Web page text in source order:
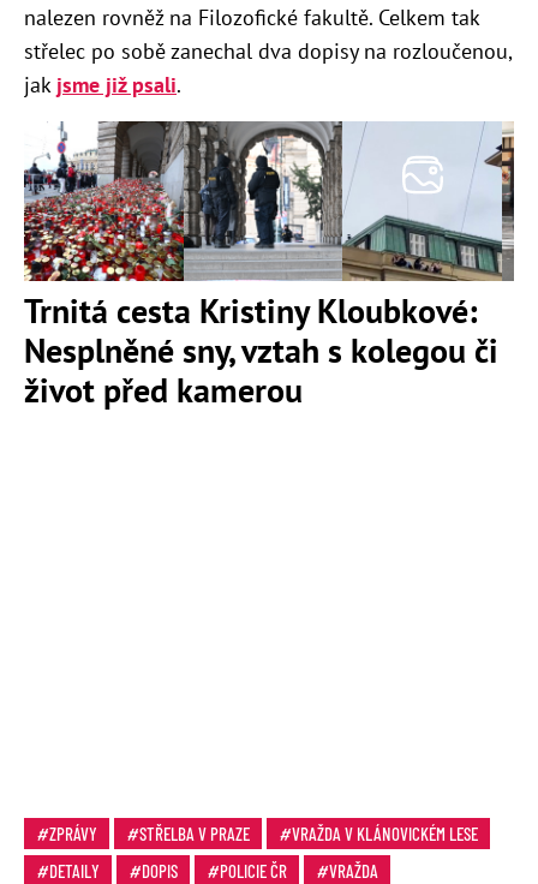
nalezen rovněž na Filozofické fakultě. Celkem tak
střelec po sobě zanechal dva dopisy na rozloučenou,
jak jsme již psali.
Trnitá cesta Kristiny Kloubkové:
Nesplněné sny, vztah s kolegou či
život před kamerou
ZPRÁVY STŘELBA V PRAZE
VRAŽDA V KLÁNOVICKÉM LESE
DETAILY
DOPIS POLICIE ČR VRAŽDA